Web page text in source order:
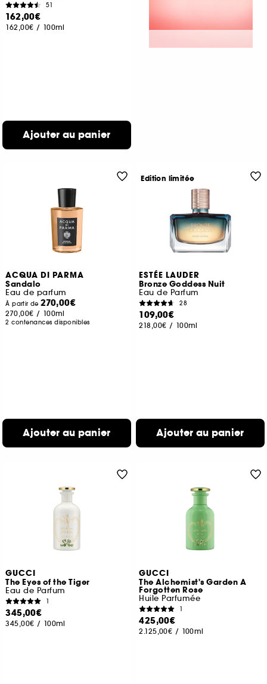
51
162,00€
162,00€ / 100ml
Ajouter au panier
ACQUA DI PARMA
Sandalo
Eau de parfum
À partir de270,00€
270,00€ / 100ml
2 contenances disponibles
Ajouter au panier
ESTÉE LAUDER
Bronze Goddess Nuit
Eau de Parfum
28
109,00€
218,00€ / 100ml
Ajouter au panier
Edition limitée
GUCCI
The Eyes of the Tiger
Eau de Parfum
1
345,00€
345,00€ / 100ml
GUCCI
The Alchemist's Garden A
Forgotten Rose
Huile Parfumée
1
425,00€
2.125,00€ / 100ml